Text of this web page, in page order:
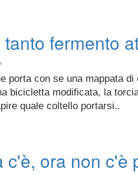
fermento
porta con se una mappata
bicicletta modificata, la
quale coltello portarsi..
c'è, ora non c'è